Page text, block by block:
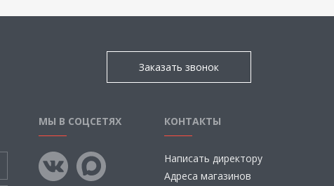
Заказать звонок
МЫ В СОЦСЕТЯХ КОНТАКТЫ
Написать директору
Адреса магазинов